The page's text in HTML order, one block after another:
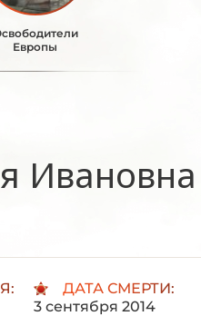
Европы
Ивановна
ДАТА СМЕРТИ:
3 сентября 2014